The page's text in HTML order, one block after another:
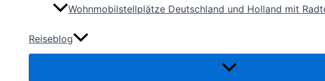
Wohnmobilstellplätze Deutschland und Holland mit
Reiseblog